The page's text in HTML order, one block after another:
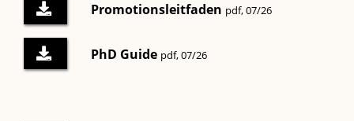
Promotionsleitfaden pdf, 07/26
PhD Guide pdf, 07/26